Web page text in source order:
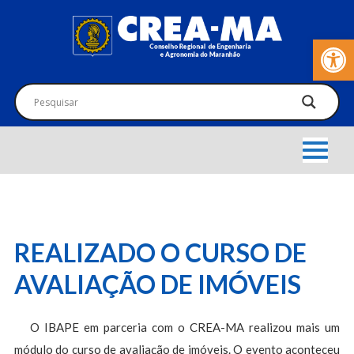
Barra de
REALIZADO O CURSO DE
AVALIAÇÃO DE IMÓVEIS
O IBAPE em parceria com o CREA-MA realizou mais um
módulo do curso de avaliação de imóveis. O evento aconteceu